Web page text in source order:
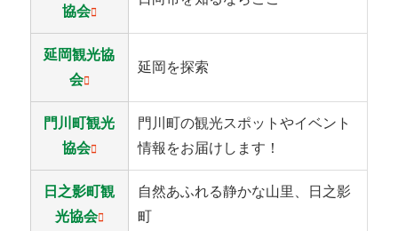
協会
延岡観光協
会
延岡を探索
門川町観光
協会
門川町の観光スポットやイベント
情報をお届けします！
日之影町観
光協会
自然あふれる静かな山里、日之影
町